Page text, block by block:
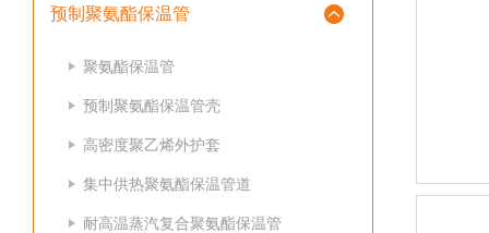
预制聚氨酯保温管
聚氨酯保温管
预制聚氨酯保温管壳
高密度聚乙烯外护套
集中供热聚氨酯保温管道
耐高温蒸汽复合聚氨酯保温管